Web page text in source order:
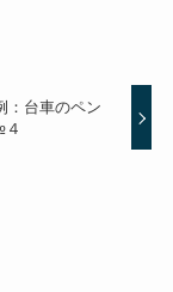
：台車のペン